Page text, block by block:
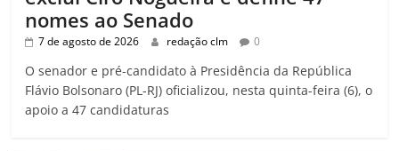
nomes ao Senado
7 de agosto de 2026 redação clm 0
O senador e pré-candidato à Presidência da República
Flávio Bolsonaro (PL-RJ) oficializou, nesta quinta-feira (6), o
apoio a 47 candidaturas